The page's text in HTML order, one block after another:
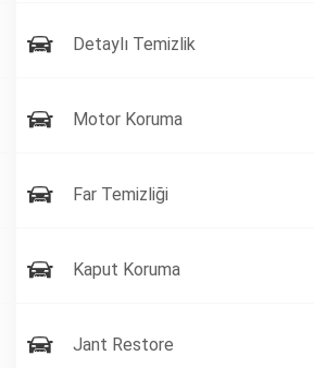
Detaylı Temizlik
Motor Koruma
Far Temizliği
Kaput Koruma
Jant Restore